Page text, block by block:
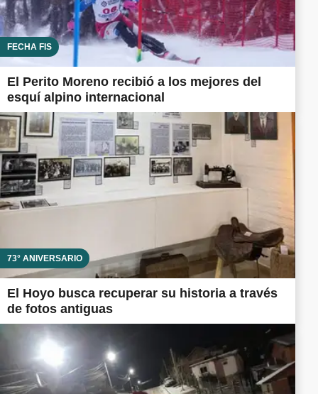
FECHA FIS
El Perito Moreno recibió a los mejores del
esquí alpino internacional
73° ANIVERSARIO
El Hoyo busca recuperar su historia a través
de fotos antiguas